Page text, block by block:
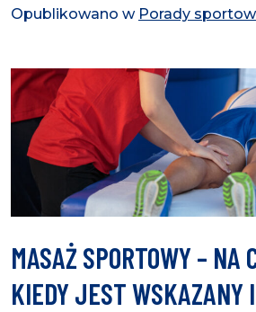
Opublikowano w Porady
MASAŻ SPORTOWY – NA
KIEDY JEST